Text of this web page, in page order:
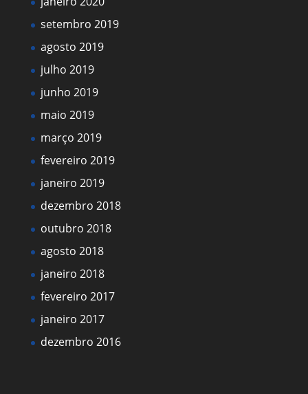
setembro 2019
agosto 2019
julho 2019
junho 2019
maio 2019
março 2019
fevereiro 2019
janeiro 2019
dezembro 2018
outubro 2018
agosto 2018
janeiro 2018
fevereiro 2017
janeiro 2017
dezembro 2016